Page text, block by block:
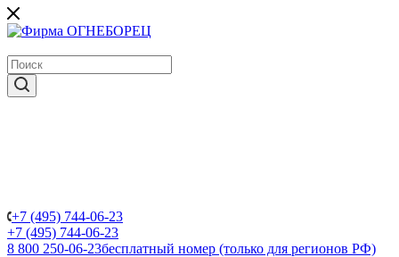
+7 (495) 744-06-23
+7 (495) 744-06-23
8 800 250-06-23бесплатный номер (только для регионов РФ)